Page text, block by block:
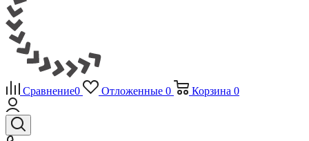
Сравнение0 Отложенные 0 Корзина 0